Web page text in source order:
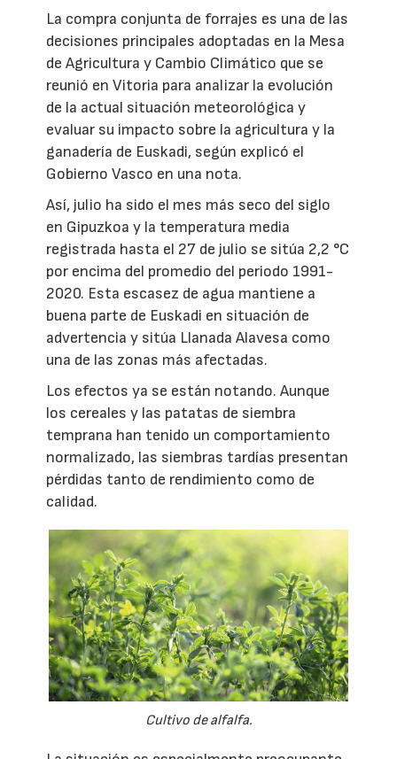
La compra conjunta de forrajes es una de las
decisiones principales adoptadas en la Mesa
de Agricultura y Cambio Climático que se
reunió en Vitoria para analizar la evolución
de la actual situación meteorológica y
evaluar su impacto sobre la agricultura y la
ganadería de Euskadi, según explicó el
Gobierno Vasco en una nota.
Así, julio ha sido el mes más seco del siglo
en Gipuzkoa y la temperatura media
registrada hasta el 27 de julio se sitúa 2,2 °C
por encima del promedio del periodo 1991-
2020. Esta escasez de agua mantiene a
buena parte de Euskadi en situación de
advertencia y sitúa Llanada Alavesa como
una de las zonas más afectadas.
Los efectos ya se están notando. Aunque
los cereales y las patatas de siembra
temprana han tenido un comportamiento
normalizado, las siembras tardías presentan
pérdidas tanto de rendimiento como de
calidad.
Cultivo de alfalfa.